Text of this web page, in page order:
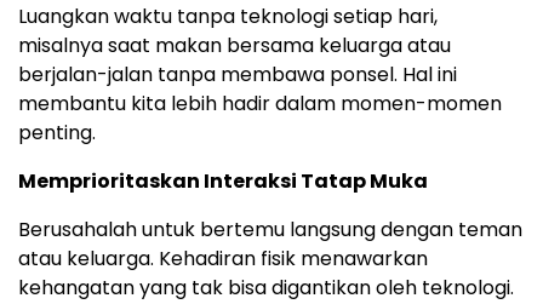
Luangkan waktu tanpa teknologi setiap hari,
misalnya saat makan bersama keluarga atau
berjalan-jalan tanpa membawa ponsel. Hal ini
membantu kita lebih hadir dalam momen-momen
penting.
Memprioritaskan Interaksi Tatap Muka
Berusahalah untuk bertemu langsung dengan teman
atau keluarga. Kehadiran fisik menawarkan
kehangatan yang tak bisa digantikan oleh teknologi.